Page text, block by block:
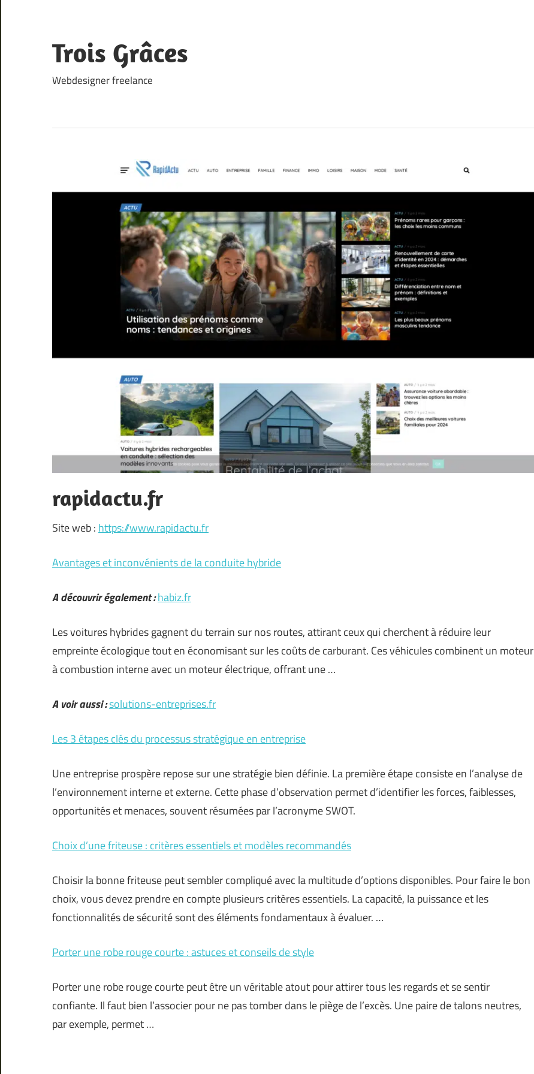
content
Trois Grâces
Webdesigner freelance
rapidactu.fr
Site web : https://www.rapidactu.fr
Avantages et inconvénients de la conduite hybride
A découvrir également :habiz.fr
Les voitures hybrides gagnent du terrain sur nos routes, attirant ceux qui cherchent à réduire leur
empreinte écologique tout en économisant sur les coûts de carburant. Ces véhicules combinent un moteur
à combustion interne avec un moteur électrique, offrant une …
A voir aussi :solutions-entreprises.fr
Les 3 étapes clés du processus stratégique en entreprise
Une entreprise prospère repose sur une stratégie bien définie. La première étape consiste en l’analyse de
l’environnement interne et externe. Cette phase d’observation permet d’identifier les forces, faiblesses,
opportunités et menaces, souvent résumées par l’acronyme SWOT.
Choix d’une friteuse : critères essentiels et modèles recommandés
Choisir la bonne friteuse peut sembler compliqué avec la multitude d’options disponibles. Pour faire le bon
choix, vous devez prendre en compte plusieurs critères essentiels. La capacité, la puissance et les
fonctionnalités de sécurité sont des éléments fondamentaux à évaluer. …
Porter une robe rouge courte : astuces et conseils de style
Porter une robe rouge courte peut être un véritable atout pour attirer tous les regards et se sentir
confiante. Il faut bien l’associer pour ne pas tomber dans le piège de l’excès. Une paire de talons neutres,
par exemple, permet …